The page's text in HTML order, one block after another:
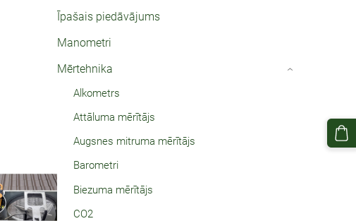
Īpašais piedāvājums
Manometri
Mērtehnika
Alkometrs
Attāluma mērītājs
Augsnes mitruma mērītājs
Barometri
Biezuma mērītājs
CO2
›